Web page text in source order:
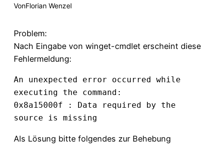
VonFlorian Wenzel
Problem:
Nach Eingabe von winget-cmdlet erscheint diese
Fehlermeldung:
An unexpected error occurred while
executing the command:
0x8a15000f : Data required by the
source is missing
Als Lösung bitte folgendes zur Behebung